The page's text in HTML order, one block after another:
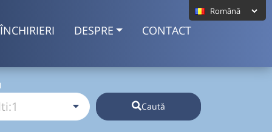
ÎNCHIRIERI DESPRE CONTACT
Caută